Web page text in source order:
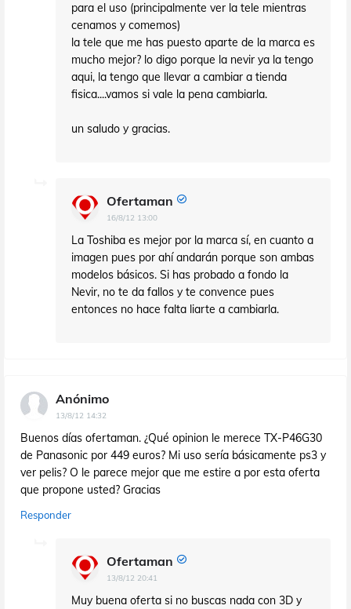
para el uso (principalmente ver la tele mientras
cenamos y comemos)
la tele que me has puesto aparte de la marca es
mucho mejor? lo digo porque la nevir ya la tengo
aqui, la tengo que llevar a cambiar a tienda
fisica....vamos si vale la pena cambiarla.
un saludo y gracias.
Ofertaman
16/8/12 13:00
La Toshiba es mejor por la marca sí, en cuanto a
imagen pues por ahí andarán porque son ambas
modelos básicos. Si has probado a fondo la
Nevir, no te da fallos y te convence pues
entonces no hace falta liarte a cambiarla.
Anónimo
13/8/12 14:32
Buenos días ofertaman. ¿Qué opinion le merece TX-P46G30
de Panasonic por 449 euros? Mi uso sería básicamente ps3 y
ver pelis? O le parece mejor que me estire a por esta oferta
que propone usted? Gracias
Responder
Ofertaman
13/8/12 20:41
Muy buena oferta si no buscas nada con 3D y